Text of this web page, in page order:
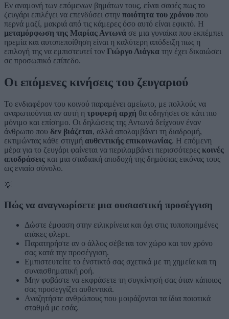
Εν αναμονή των επόμενων βημάτων τους, είναι σαφές πως το
ζευγάρι επιλέγει να επενδύσει στην ποιότητα του χρόνου που
περνά μαζί, μακριά από τις κάμερες όσο αυτό είναι εφικτό. Η
μεταμόρφωση της Μαρίας Αντωνά σε μια γυναίκα που εκπέμπει
ηρεμία και αυτοπεποίθηση είναι η καλύτερη απόδειξη πως η
επιλογή της να εμπιστευτεί τον Γιώργο Λιάγκα την έχει δικαιώσει
σε προσωπικό επίπεδο.
Οι επόμενες κινήσεις του ζευγαριού
Το ενδιαφέρον του κοινού παραμένει αμείωτο, με πολλούς να
αναρωτιούνται αν αυτή η τρυφερή αρχή θα οδηγήσει σε κάτι πιο
μόνιμο και επίσημο. Οι δηλώσεις της Αντωνά δείχνουν έναν
άνθρωπο που δεν βιάζεται, αλλά απολαμβάνει τη διαδρομή,
εκτιμώντας κάθε στιγμή αυθεντικής επικοινωνίας. Η επόμενη
μέρα για το ζευγάρι φαίνεται να περιλαμβάνει περισσότερες κοινές
αποδράσεις και μια σταδιακή αποδοχή της δημόσιας εικόνας τους
ως ενιαίο σύνολο.
💡
Πώς να αναγνωρίσετε μια ουσιαστική προσέγγιση
Δώστε έμφαση στην ειλικρίνεια και όχι στις τυποποιημένες
ατάκες φλερτ.
Παρατηρήστε αν ο άλλος σέβεται τον χώρο και τον χρόνο
σας κατά την προσέγγιση.
Εμπιστευτείτε το ένστικτό σας σχετικά με τη χημεία και τη
συναισθηματική ροή.
Μην φοβάστε να εκφράσετε τη συγκίνησή σας όταν κάποιος
σας προσεγγίζει αυθεντικά.
Αναζητήστε ανθρώπους που μοιράζονται τα ίδια ποιοτικά
σταθμά με εσάς.